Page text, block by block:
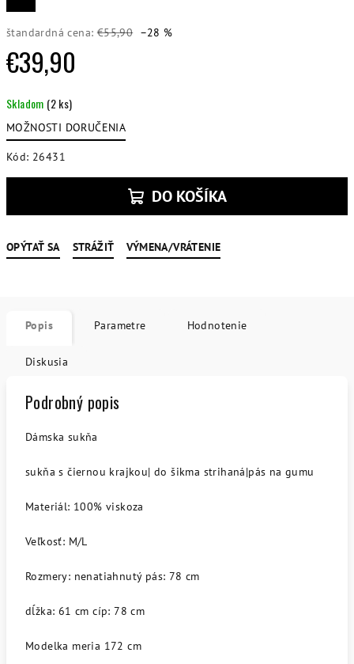
štandardná cena: €55,90 –28 %
€39,90
cena:
Skladom (2 ks)
MOŽNOSTI DORUČENIA
Kód: 26431
DO KOŠÍKA
OPÝTAŤ SA STRÁŽIŤ VÝMENA/VRÁTENIE
Popis Parametre Hodnotenie
Diskusia
Podrobný popis
Dámska sukňa
sukňa s čiernou krajkou| do šikma strihaná|pás na gumu
Materiál: 100% viskoza
Veľkosť: M/L
Rozmery: nenatiahnutý pás: 78 cm
dĺžka: 61 cm cíp: 78 cm
Modelka meria 172 cm